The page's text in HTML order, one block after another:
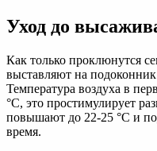
Уход до
Как только проклюнутся
выставляют на
Температура воздуха в
°C, это простимулирует
повышают до 22-25 °C и
время.